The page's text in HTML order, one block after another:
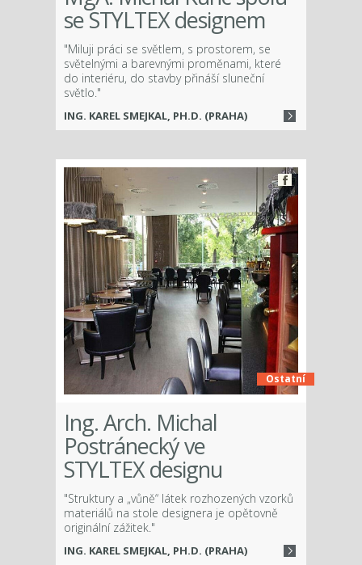
se STYLTEX designem
"Miluji práci se světlem, s prostorem, se
světelnými a barevnými proměnami, které
do interiéru, do stavby přináší sluneční
světlo."
ING. KAREL SMEJKAL, PH.D. (PRAHA)
Ostatní
Ing. Arch. Michal
Postránecký ve
STYLTEX designu
"Struktury a „vůně“ látek rozhozených vzorků
materiálů na stole designera je opětovně
originální zážitek."
ING. KAREL SMEJKAL, PH.D. (PRAHA)